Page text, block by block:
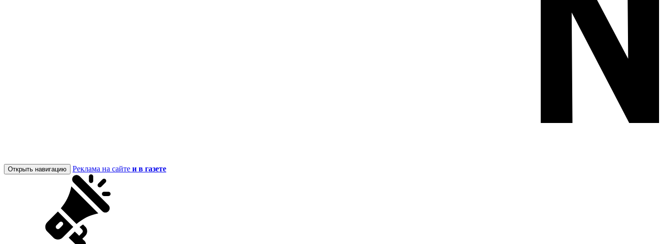
Открыть навигацию Реклама на сайте и в газете